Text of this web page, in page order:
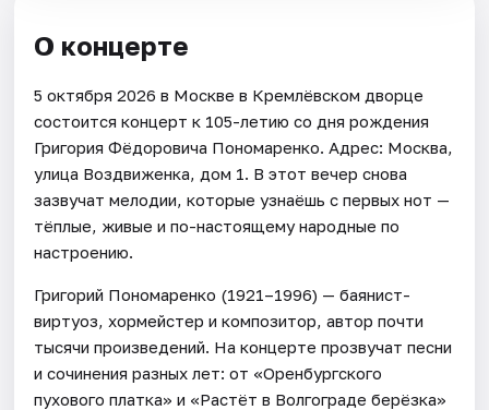
О концерте
5 октября 2026 в Москве в Кремлёвском дворце
состоится концерт к 105-летию со дня рождения
Григория Фёдоровича Пономаренко. Адрес: Москва,
улица Воздвиженка, дом 1. В этот вечер снова
зазвучат мелодии, которые узнаёшь с первых нот —
тёплые, живые и по-настоящему народные по
настроению.
Григорий Пономаренко (1921–1996) — баянист-
виртуоз, хормейстер и композитор, автор почти
тысячи произведений. На концерте прозвучат песни
и сочинения разных лет: от «Оренбургского
пухового платка» и «Растёт в Волгограде берёзка»